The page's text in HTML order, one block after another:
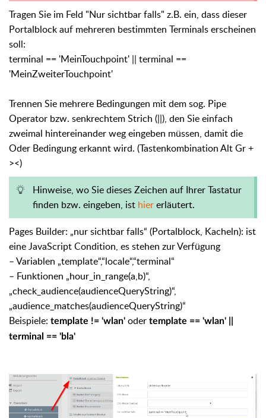
Tragen Sie im Feld "Nur sichtbar falls" z.B. ein, dass dieser
Portalblock auf mehreren bestimmten Terminals erscheinen
soll:
terminal == 'MeinTouchpoint' || terminal ==
'MeinZweiterTouchpoint'
Trennen Sie mehrere Bedingungen mit dem sog. Pipe
Operator bzw. senkrechtem Strich (||), den Sie einfach
zweimal hintereinander weg eingeben müssen, damit die
Oder Bedingung erkannt wird. (Tastenkombination Alt Gr +
><)
Hinweise, wo Sie dieses Zeichen auf Ihrer Tastatur
finden bzw. eingeben, ist hiererläutert.
Pages Builder: „nur sichtbar falls“ (Portalblock, Kacheln): ist
eine JavaScript Condition, es stehen zur Verfügung
– Variablen „template“,“locale“,“terminal“
– Funktionen „hour_in_range(a,b)“,
„check_audience(audienceQueryString)“,
„audience_matches(audienceQueryString)“
Beispiele: template != 'wlan' oder template == 'wlan' ||
terminal == 'bla'